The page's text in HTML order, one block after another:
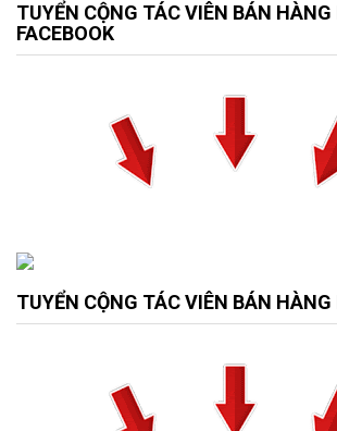
TUYỂN CỘNG TÁC VIÊN BÁN
FACEBOOK
TUYỂN CỘNG TÁC VIÊN BÁN